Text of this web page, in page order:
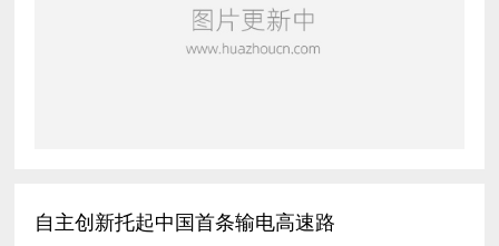
自主创新托起中国首条输电高速路